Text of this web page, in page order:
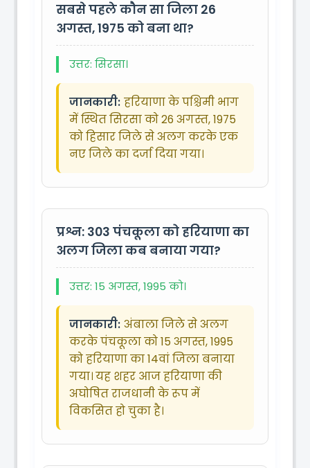
सबसे पहले कौन सा जिला 26
अगस्त, 1975 को बना था?
उत्तर: सिरसा।
जानकारी: हरियाणा के पश्चिमी भाग
में स्थित सिरसा को 26 अगस्त, 1975
को हिसार जिले से अलग करके एक
नए जिले का दर्जा दिया गया।
प्रश्न: 303 पंचकूला को हरियाणा का
अलग जिला कब बनाया गया?
उत्तर: 15 अगस्त, 1995 को।
जानकारी: अंबाला जिले से अलग
करके पंचकूला को 15 अगस्त, 1995
को हरियाणा का 14वां जिला बनाया
गया। यह शहर आज हरियाणा की
अघोषित राजधानी के रूप में
विकसित हो चुका है।